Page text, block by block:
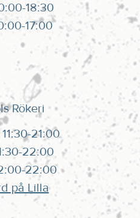
18:30
17:00
Rökeri
21:00
22:00
22:00
på Lilla